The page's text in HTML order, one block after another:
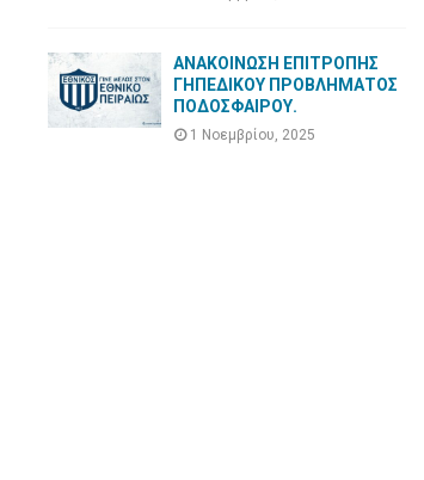
ΑΝΑΚΟΙΝΩΣΗ ΕΠΙΤΡΟΠΗΣ
ΓΗΠΕΔΙΚΟΥ ΠΡΟΒΛΗΜΑΤΟΣ
ΠΟΔΟΣΦΑΙΡΟΥ.
1 Νοεμβρίου, 2025